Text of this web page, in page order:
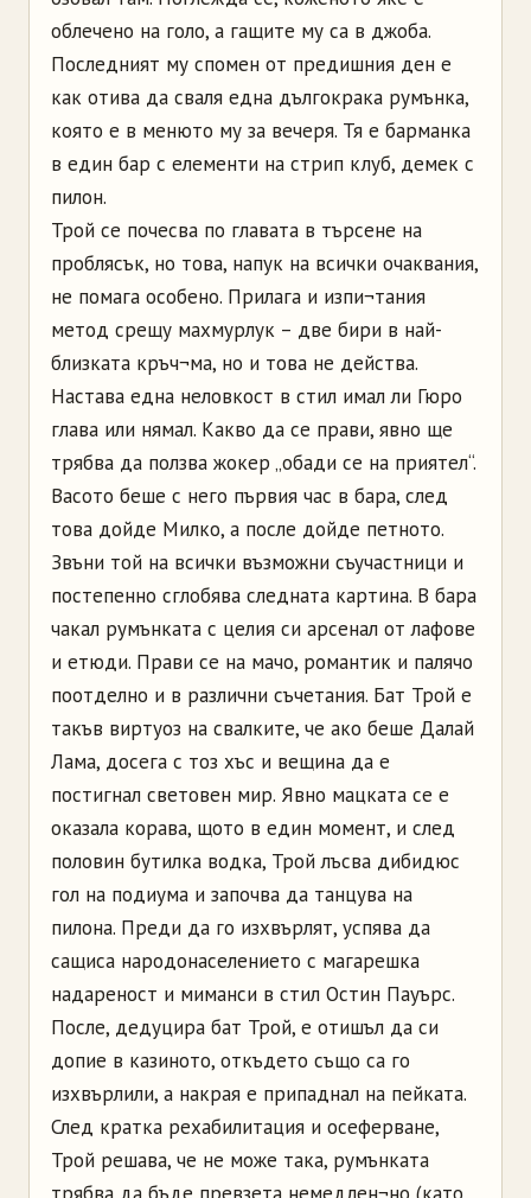
облечено на голо, а гащите му са в джоба.
Последният му спомен от предишния ден е
как отива да сваля една дългокрака румънка,
която е в менюто му за вечеря. Тя е барманка
в един бар с елементи на стрип клуб, демек с
пилон.
Трой се почесва по главата в търсене на
проблясък, но това, напук на всички очаквания,
не помага особено. Прилага и изпи¬тания
метод срещу махмурлук – две бири в най-
близката кръч¬ма, но и това не действа.
Настава една неловкост в стил имал ли Гюро
глава или нямал. Какво да се прави, явно ще
трябва да ползва жокер „обади се на приятел“.
Васото беше с него първия час в бара, след
това дойде Милко, а после дойде петното.
Звъни той на всички възможни съучастници и
постепенно сглобява следната картина. В бара
чакал румънката с целия си арсенал от лафове
и етюди. Прави се на мачо, романтик и палячо
поотделно и в различни съчетания. Бат Трой е
такъв виртуоз на свалките, че ако беше Далай
Лама, досега с тоз хъс и вещина да е
постигнал световен мир. Явно мацката се е
оказала корава, щото в един момент, и след
половин бутилка водка, Трой лъсва дибидюс
гол на подиума и започва да танцува на
пилона. Преди да го изхвърлят, успява да
сащиса народонаселението с магарешка
надареност и миманси в стил Остин Пауърс.
После, дедуцира бат Трой, е отишъл да си
допие в казиното, откъдето също са го
изхвърлили, а накрая е припаднал на пейката.
След кратка рехабилитация и осеферване,
Трой решава, че не може така, румънката